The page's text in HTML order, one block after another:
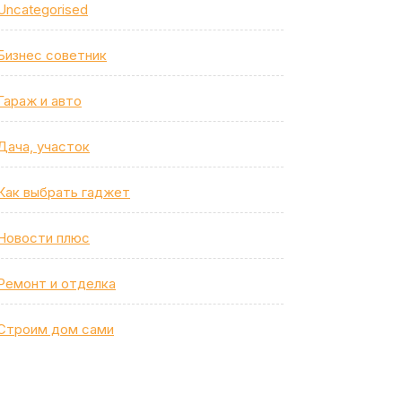
советник
и авто
участок
выбрать гаджет
плюс
и отделка
дом сами